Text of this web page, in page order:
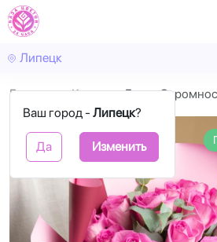
Липецк
Ваш город - Липецк?
Да Изменить
Главная Кения Букет